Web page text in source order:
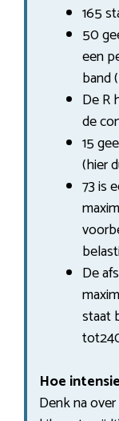
165
50
een
band
De R
de
15
(hier
73 is
De
staat
Hoe
Denk na